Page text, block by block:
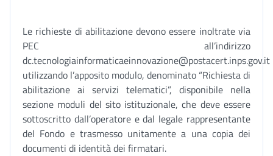
Le richieste di abilitazione devono essere inoltrate via
PEC all’indirizzo
dc.tecnologiainformaticaeinnovazione@postacert.inps.gov.it
utilizzando l’apposito modulo, denominato “Richiesta di
abilitazione ai servizi telematici”, disponibile nella
sezione moduli del sito istituzionale, che deve essere
sottoscritto dall’operatore e dal legale rappresentante
del Fondo e trasmesso unitamente a una copia dei
documenti di identità dei firmatari.